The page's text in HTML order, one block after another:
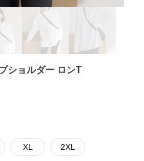
ショルダー ロンT
XL 2XL